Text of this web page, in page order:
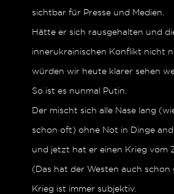
sichtbar für Presse und Medien.
Hätte er sich rausgehalten und
innerukrainischen Konflikt nicht
würden wir heute klarer sehen
So ist es nunmal Putin.
Der mischt sich alle Nase lang
schon oft) ohne Not in Dinge
und jetzt hat er einen Krieg vom
(Das hat der Westen auch schon
Krieg ist immer subjektiv.